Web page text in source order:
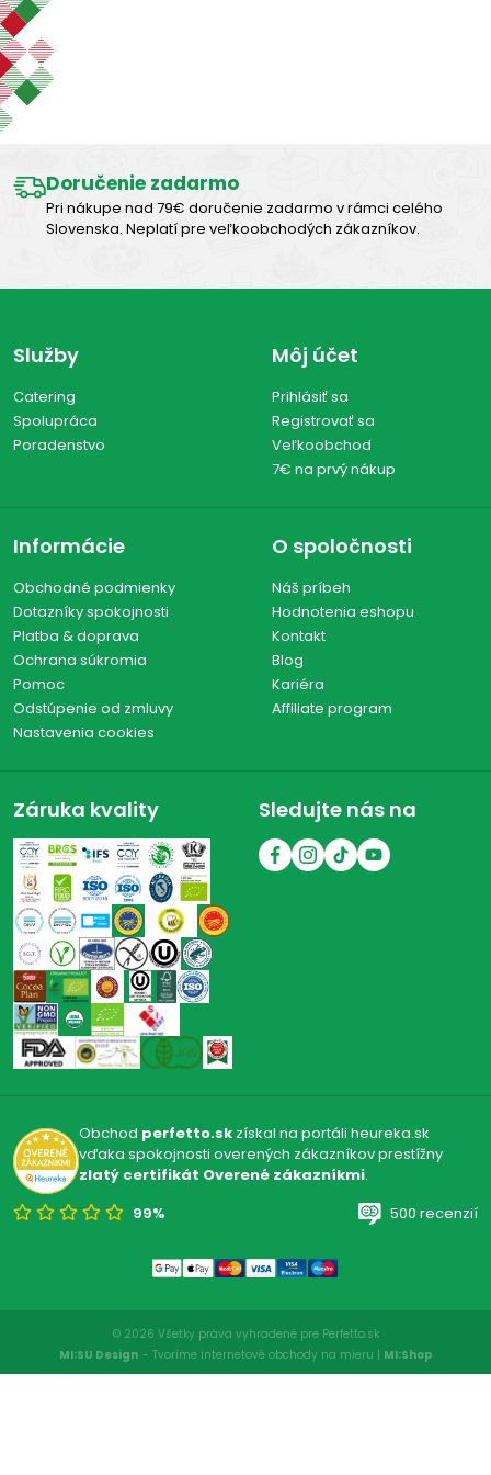
Doručenie zadarmo
Pri nákupe nad 79€ doručenie zadarmo v rámci celého
Slovenska. Neplatí pre veľkoobchodých zákazníkov.
Služby
Catering
Spolupráca
Poradenstvo
Môj účet
Prihlásiť sa
Registrovať sa
Veľkoobchod
7€ na prvý nákup
Informácie
Obchodné podmienky
Dotazníky spokojnosti
Platba & doprava
Ochrana súkromia
Pomoc
Odstúpenie od zmluvy
Nastavenia cookies
O spoločnosti
Náš príbeh
Hodnotenia eshopu
Kontakt
Blog
Kariéra
Affiliate program
Záruka kvality Sledujte nás na
Obchod perfetto.skzískal na portáli heureka.sk
vďaka spokojnosti overených zákazníkov prestížny
zlatý certifikát Overené zákazníkmi.
99%
500 recenzií
© 2026 Všetky práva vyhradené pre Perfetto.sk
MI:SU Design - Tvoríme internetové obchody na mieru | MI:Shop